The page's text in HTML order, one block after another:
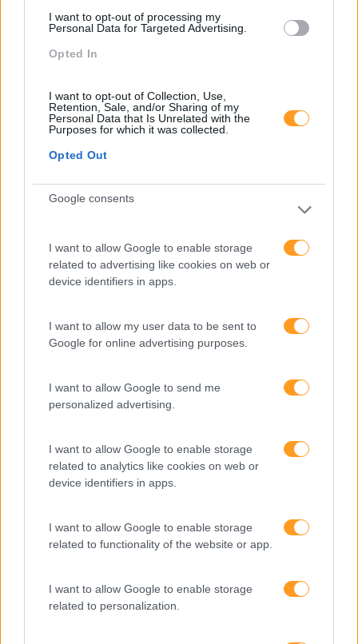
I want to opt-out of processing my
Personal Data for Targeted Advertising.
Opted In
I want to opt-out of Collection, Use,
Retention, Sale, and/or Sharing of my
Personal Data that Is Unrelated with the
Purposes for which it was collected.
Opted Out
Google consents
I want to allow Google to enable storage
related to advertising like cookies on web or
device identifiers in apps.
I want to allow my user data to be sent to
Google for online advertising purposes.
I want to allow Google to send me
personalized advertising.
I want to allow Google to enable storage
related to analytics like cookies on web or
device identifiers in apps.
I want to allow Google to enable storage
related to functionality of the website or app.
I want to allow Google to enable storage
related to personalization.
CURSO PRÁTICO DE
LEGISLAÇÃO LABORAL
PARA RECURSOS
HUMANOS
ENTREVISTAS DE GESTÃO
E AVALIAÇÃO DE